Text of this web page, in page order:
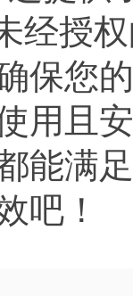
经授
保您
用且
能满
吧！